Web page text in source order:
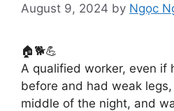
August 9, 2024 by Ngọc
🏠🐕💪
A qualified worker, even if
before and had weak
middle of the night, and